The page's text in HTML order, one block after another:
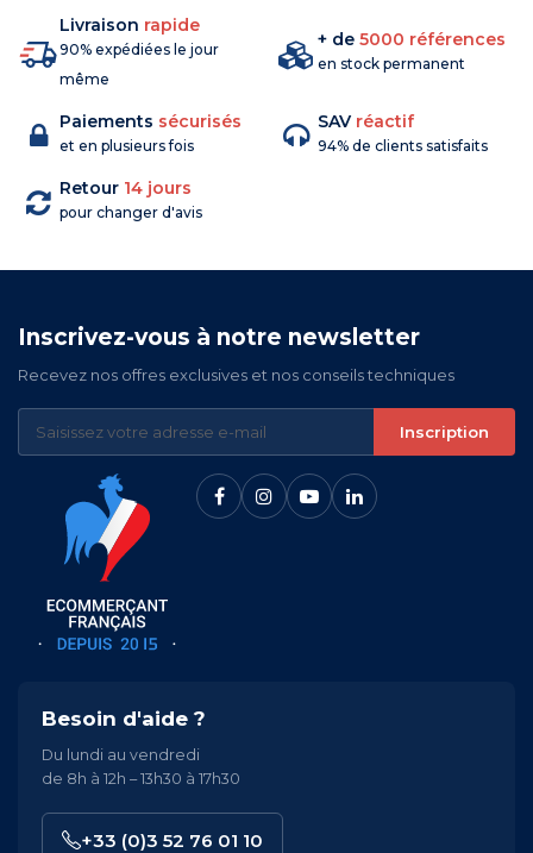
Livraison rapide
90% expédiées le jour
même
+ de 5000 références
en stock permanent
Paiements sécurisés
et en plusieurs fois
SAV réactif
94% de clients satisfaits
Retour 14 jours
pour changer d'avis
Inscrivez-vous à notre newsletter
Recevez nos offres exclusives et nos conseils techniques
Inscription
Besoin d'aide ?
Du lundi au vendredi
de 8h à 12h – 13h30 à 17h30
+33 (0)3 52 76 01 10